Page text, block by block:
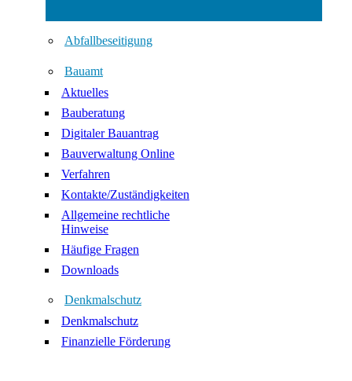
Abfallbeseitigung
Bauamt
Aktuelles
Bauberatung
Digitaler Bauantrag
Bauverwaltung Online
Verfahren
Kontakte/Zuständigkeiten
Allgemeine rechtliche
Hinweise
Häufige Fragen
Downloads
Denkmalschutz
Denkmalschutz
Finanzielle Förderung